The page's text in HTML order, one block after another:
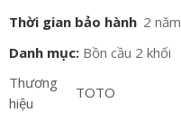
Thời gian bảo hành 2 năm
Danh mục: Bồn cầu 2 khối
Thương
hiệu
TOTO